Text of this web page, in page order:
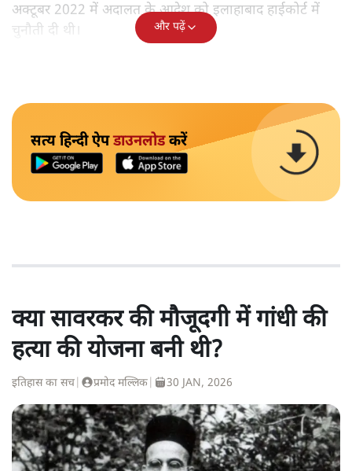
अक्टूबर 2022 में अदालत के आदेश को इलाहाबाद हाईकोर्ट में
चुनौती दी थी।
और पढ़ें
सत्य हिन्दी ऐपडाउनलोडकरें
क्या सावरकर की मौजूदगी में गांधी की
हत्या की योजना बनी थी?
इतिहास का सच प्रमोद मल्लिक 30 JAN, 2026